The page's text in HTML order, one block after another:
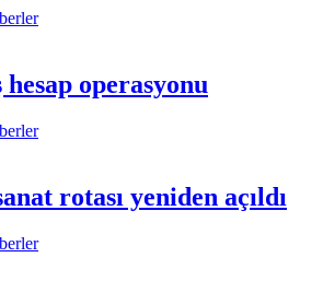
operasyonu
rotası yeniden açıldı